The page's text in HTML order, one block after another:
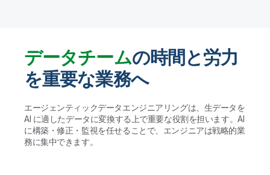
データの正確性を追跡・維持・確保
AI エージェントがユーザー定義ルールに従ってデー
タ品質の問題を特定・プロファイリングして解決策を
提案します。実行する前に人間が検証することで、ガ
データウェアハウスやレイクハウス、AI に適し
たデータレイクの管理を自動化
データチームの時間と労力
を重要な業務へ
エージェンティックデータエンジニアリングは、生データを
AI に適したデータに変換する上で重要な役割を担います。AI
に構築・修正・監視を任せることで、エンジニアは戦略的業
務に集中できます。